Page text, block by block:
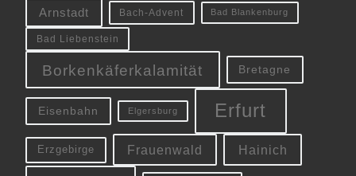
Arnstadt Bach-Advent Bad Blankenburg
Bad Liebenstein
Borkenkäferkalamität Bretagne
Eisenbahn Elgersburg Erfurt
Erzgebirge Frauenwald Hainich